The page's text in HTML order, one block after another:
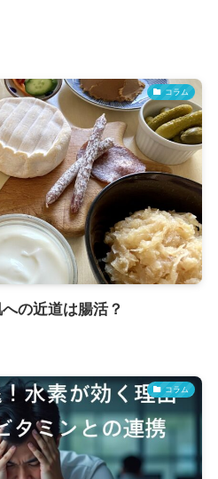
コラム
の近道は腸活？
コラム